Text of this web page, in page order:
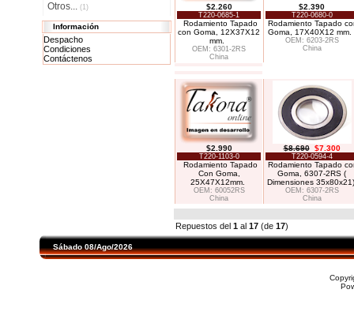
Otros... (1)
Información
Despacho
Condiciones
Contáctenos
$2.260
T220-0685-1
Rodamiento Tapado
con Goma, 12X37X12
mm.
OEM: 6301-2RS
China
$2.390
T220-0680-0
Rodamiento Tapado
Goma, 17X40X12 mm.
OEM: 6203-2RS
China
$2.990
T220-1103-0
Rodamiento Tapado
Con Goma,
25X47X12mm.
OEM: 60052RS
China
$8.690 $7.300
T220-0594-4
Rodamiento Tapado
Goma, 6307-2RS (
Dimensiones 35x80x21)
OEM: 6307-2RS
China
Repuestos del 1 al 17 (de 17)
Sábado 08/Ago/2026